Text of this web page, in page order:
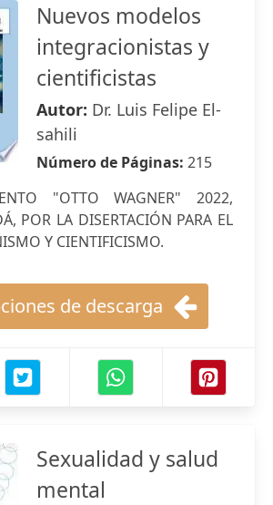
Nuevos modelos
integracionistas y
cientificistas
Autor: Dr. Luis Felipe El-
sahili
Número de Páginas: 215
"OTTO WAGNER" 2022,
POR LA DISERTACIÓN PARA EL
Y CIENTIFICISMO.
de descarga
Sexualidad y salud
mental